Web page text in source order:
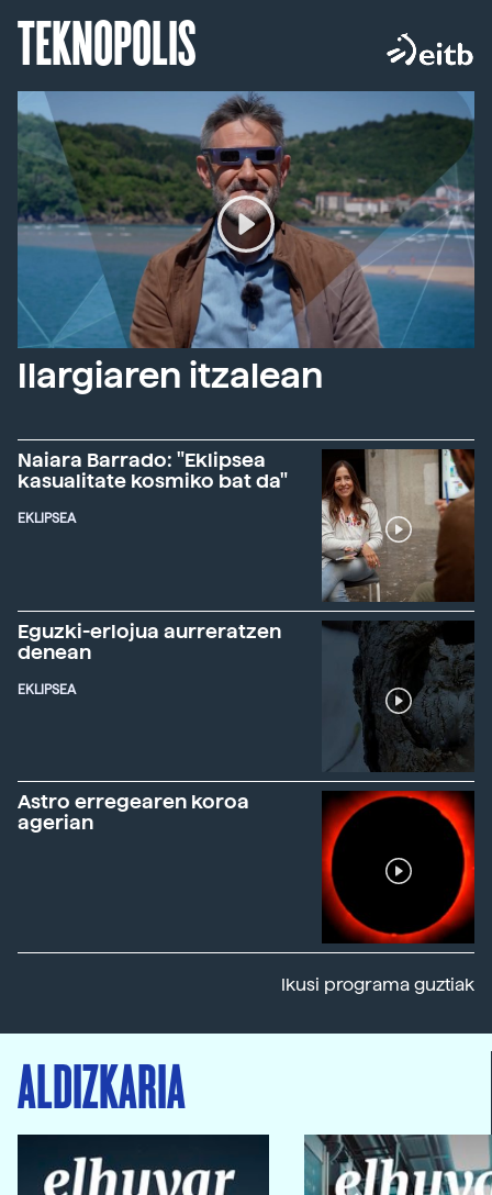
TEKNOPOLIS
Ilargiaren itzalean
Naiara Barrado: "Eklipsea
kasualitate kosmiko bat da"
EKLIPSEA
Eguzki-erlojua aurreratzen
denean
EKLIPSEA
Astro erregearen koroa
agerian
Ikusi programa guztiak
ALDIZKARIA